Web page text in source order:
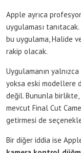
Apple ayrıca
uygulaması
bu uygulama, Halide
rakip olacak.
Uygulamanın yalnızca
yoksa eski modellere
değil. Bununla birlikte,
mevcut Final Cut
getirmesi de
Bir diğer iddia ise